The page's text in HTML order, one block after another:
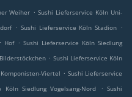
Weiher . Sushi Lieferservice Köln Uni-
. Sushi Lieferservice Köln Stadion .
Hof . Sushi Lieferservice Köln Siedlung
. Sushi Lieferservice Köln
Viertel . Sushi Lieferservice
Köln Siedlung Vogelsang-Nord . Sushi